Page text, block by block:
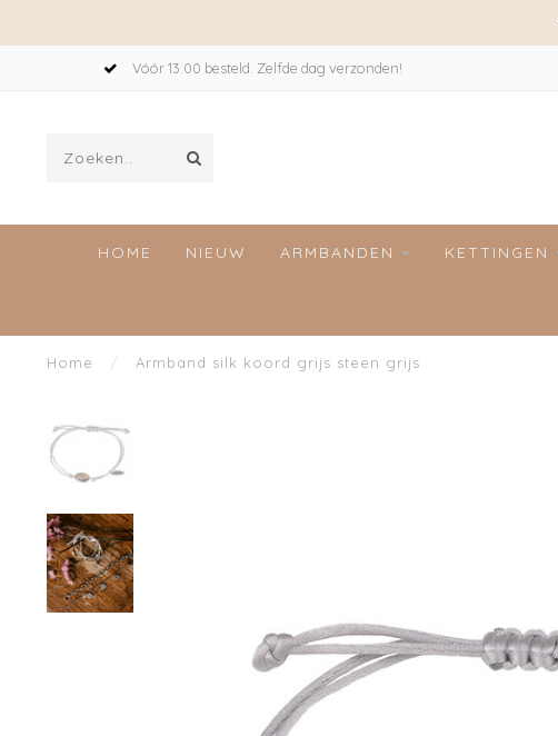
Vóór 13:00 besteld. Zelfde dag verzonden!
HOME NIEUW ARMBANDEN KETTINGEN
Home / Armband silk koord grijs steen grijs